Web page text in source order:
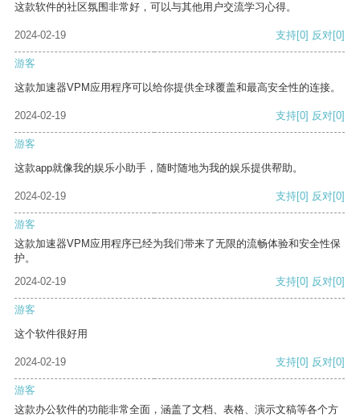
这款软件的社区氛围非常好，可以与其他用户交流学习心得。
2024-02-19 支持[0] 反对[0]
游客
这款加速器VPM应用程序可以给你提供全球覆盖和最高安全性的连接。
2024-02-19 支持[0] 反对[0]
游客
这款app就像我的娱乐小助手，随时随地为我的娱乐提供帮助。
2024-02-19 支持[0] 反对[0]
游客
这款加速器VPM应用程序已经为我们带来了无限的流畅体验和安全性保
护。
2024-02-19
支持[0] 反对[0]
游客
这个软件很好用
2024-02-19 支持[0] 反对[0]
游客
这款办公软件的功能非常全面，涵盖了文档、表格、演示文稿等各个方